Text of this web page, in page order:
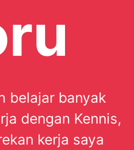
belajar banyak
dengan Kennis,
kerja saya